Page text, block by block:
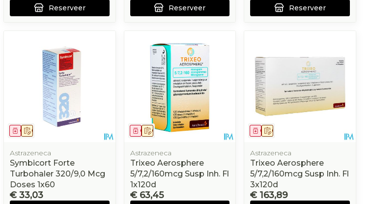
Reserveer Reserveer Reserveer
Op voorschrift
Geneesmiddel
Astrazeneca
Symbicort Forte
Turbohaler 320/9,0 Mcg
Doses 1x60
€ 33,03
Op voorschrift
Geneesmiddel
Astrazeneca
Trixeo Aerosphere
5/7,2/160mcg Susp Inh. Fl
1x120d
€ 63,45
Op voorschrift
Geneesmiddel
Astrazeneca
Trixeo Aerosphere
5/7,2/160mcg Susp Inh. Fl
3x120d
€ 163,89